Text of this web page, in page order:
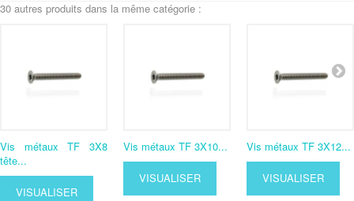
30 autres produits dans la même catégorie :
Vis métaux TF 3X8
tête...
VISUALISER
Vis métaux TF 3X10...
VISUALISER
Vis métaux TF 3X12...
VISUALISER